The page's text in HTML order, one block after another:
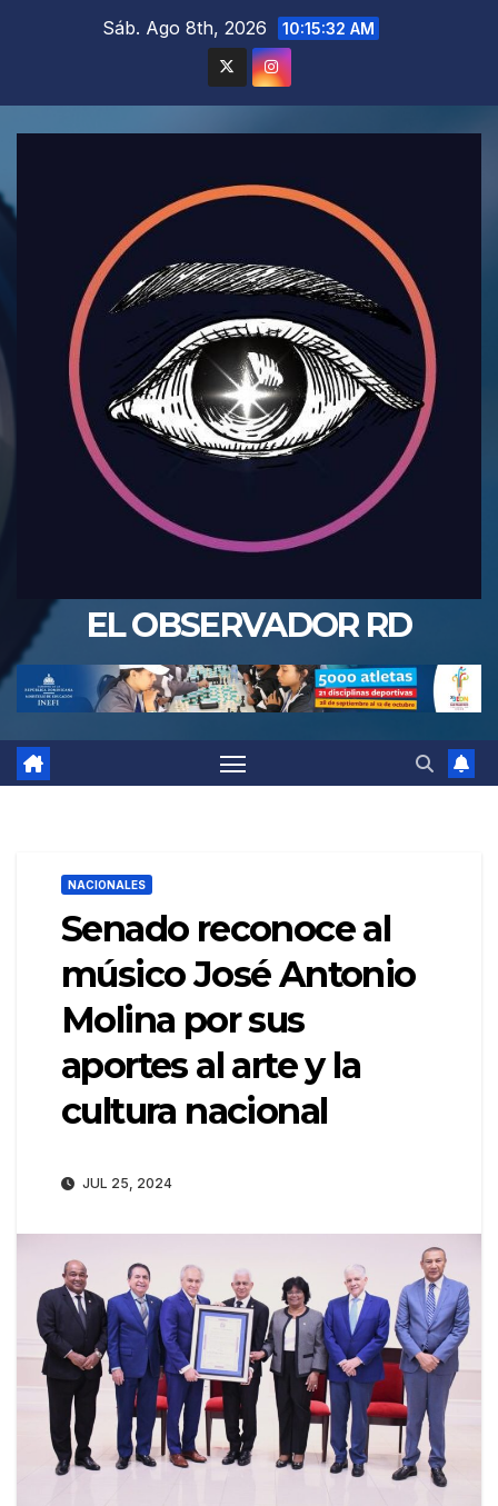
Sáb. Ago 8th, 2026 10:15:34 AM
EL OBSERVADOR RD
NACIONALES
Senado reconoce al
músico José Antonio
Molina por sus
aportes al arte y la
cultura nacional
JUL 25, 2024